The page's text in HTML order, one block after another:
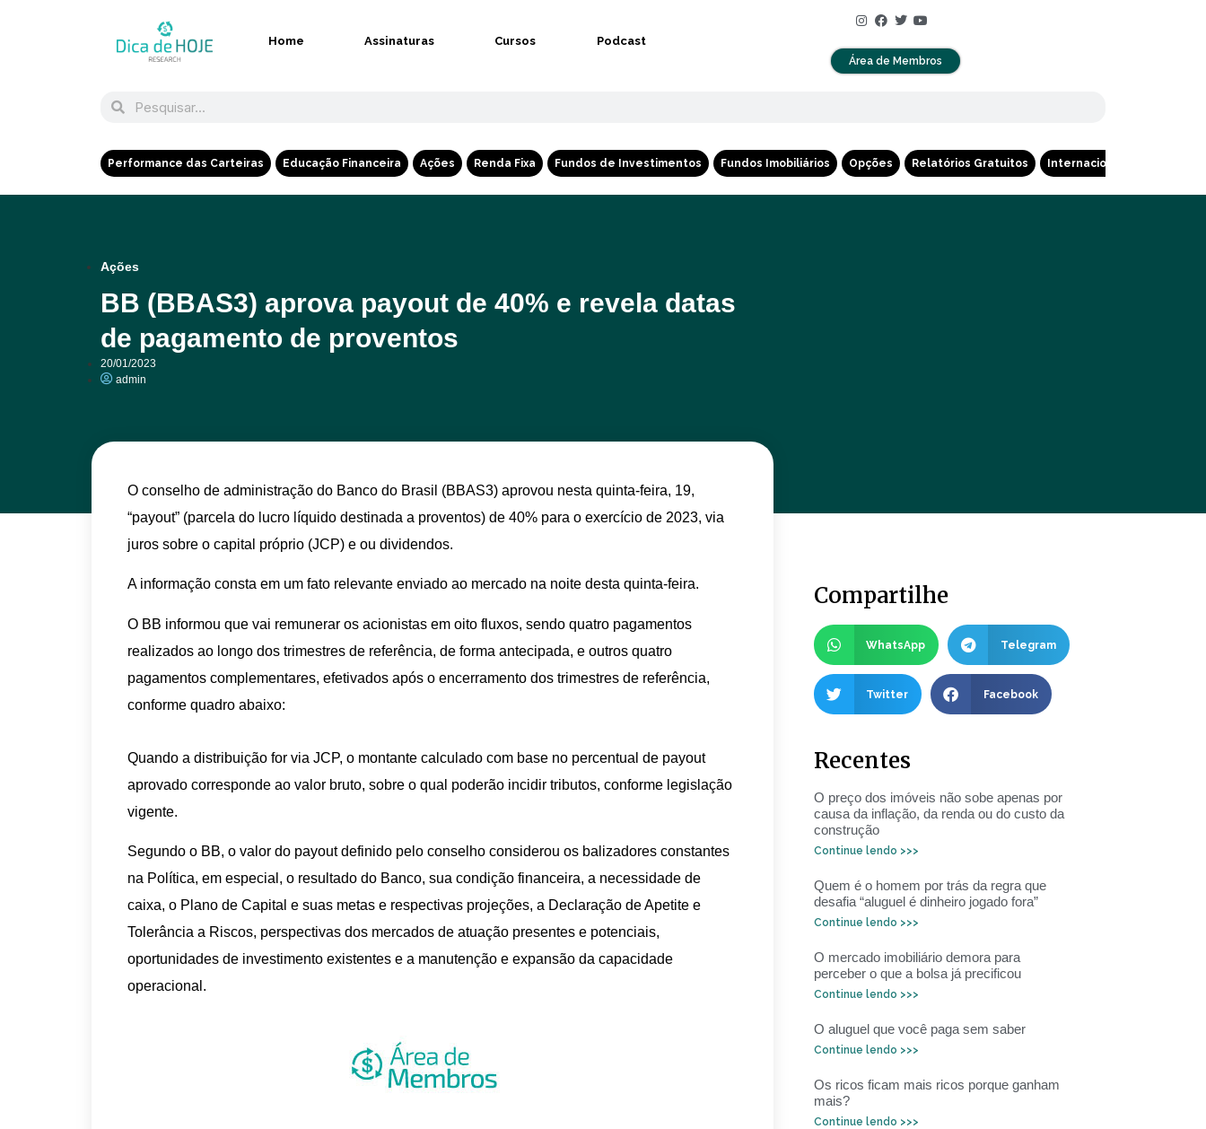
Home Assinaturas Cursos Podcast
Área de Membros
Performance das Carteiras Educação Financeira Ações Renda Fixa Fundos de Investimentos Fundos Imobiliários Opções Relatórios Gratuitos Internacional
Ações
BB (BBAS3) aprova payout de 40% e revela datas
de pagamento de proventos
20/01/2023
admin
O conselho de administração do Banco do Brasil (BBAS3) aprovou nesta quinta-feira, 19,
“payout” (parcela do lucro líquido destinada a proventos) de 40% para o exercício de 2023, via
juros sobre o capital próprio (JCP) e ou dividendos.
A informação consta em um fato relevante enviado ao mercado na noite desta quinta-feira.
O BB informou que vai remunerar os acionistas em oito fluxos, sendo quatro pagamentos
realizados ao longo dos trimestres de referência, de forma antecipada, e outros quatro
pagamentos complementares, efetivados após o encerramento dos trimestres de referência,
conforme quadro abaixo:
Quando a distribuição for via JCP, o montante calculado com base no percentual de payout
aprovado corresponde ao valor bruto, sobre o qual poderão incidir tributos, conforme legislação
vigente.
Segundo o BB, o valor do payout definido pelo conselho considerou os balizadores constantes
na Política, em especial, o resultado do Banco, sua condição financeira, a necessidade de
caixa, o Plano de Capital e suas metas e respectivas projeções, a Declaração de Apetite e
Tolerância a Riscos, perspectivas dos mercados de atuação presentes e potenciais,
oportunidades de investimento existentes e a manutenção e expansão da capacidade
operacional.
Compartilhe
WhatsApp Telegram
Twitter Facebook
Recentes
O preço dos imóveis não sobe apenas por
causa da inflação, da renda ou do custo da
construção
Continue lendo >>>
Quem é o homem por trás da regra que
desafia “aluguel é dinheiro jogado fora”
Continue lendo >>>
O mercado imobiliário demora para
perceber o que a bolsa já precificou
Continue lendo >>>
O aluguel que você paga sem saber
Continue lendo >>>
Os ricos ficam mais ricos porque ganham
mais?
Continue lendo >>>